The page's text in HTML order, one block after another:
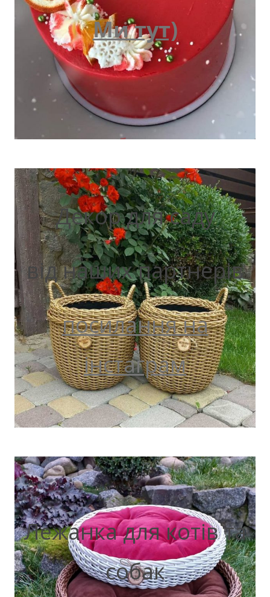
Ми тут)
Декор для саду
від наших партнерів
посилання на
інстаграм
Лежанка для котів та
собак